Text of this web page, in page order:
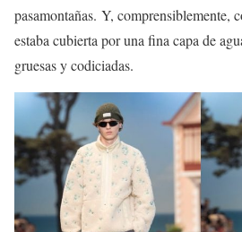
pasamontañas. Y, comprensiblemente,
estaba cubierta por una fina capa de
gruesas y codiciadas.